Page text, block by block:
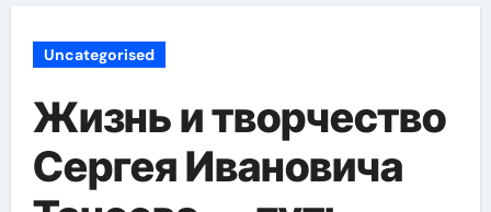
Uncategorised
Жизнь и творчество
Сергея Ивановича